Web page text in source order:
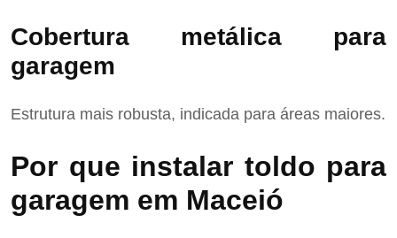
Cobertura metálica para
garagem
Estrutura mais robusta, indicada para áreas maiores.
Por que instalar toldo para
garagem em Maceió